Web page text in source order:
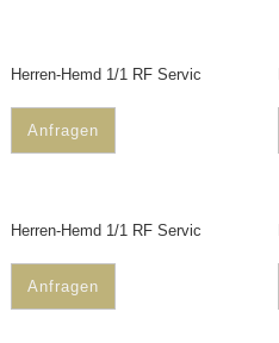
Herren-Hemd 1/1 RF Servic
Anfragen
Herren-Hemd 1/1 RF Servic
Anfragen